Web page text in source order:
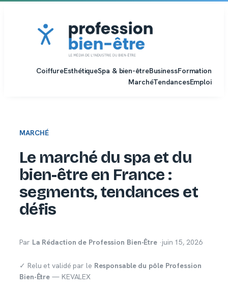
CoiffureEsthétiqueSpa & bien-êtreBusinessFormation
MarchéTendancesEmploi
MARCHÉ
Le marché du spa et du
bien-être en France :
segments, tendances et
défis
Par La Rédaction de Profession Bien-Être ·juin 15, 2026
✓ Relu et validé par le Responsable du pôle Profession
Bien-Être — KEVALEX